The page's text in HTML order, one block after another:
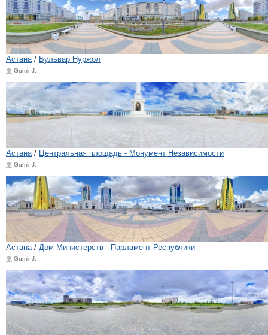
Астана/ Бульвар Нуржол
Gumir J.
Астана/ Центральная площадь - Монумент Независимости
Gumir J.
Астана/ Дом Министерств - Парламент Республики
Gumir J.